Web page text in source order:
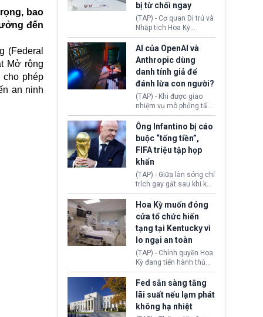
bao
đến
(Federal
Mở rộng
cho phép
an ninh
bị từ chối ngay
(TAP) - Cơ quan Di trú và
Nhập tịch Hoa Kỳ
(USCIS) vừa thay đổi quy
trình xét duyệt hồ sơ
nhập cư, trao quyền cho
viên chức từ chối ngay
những đơn không chứng
minh đủ điều kiện hoặc
thiếu bằng chứng bắt
buộc. Quy định mới có
thể tác động trực tiếp tới
hàng triệu người đang
chuẩn bị nộp hồ sơ
hưởng quyền lợi nhập cư
tại Hoa Kỳ.
AI của OpenAI và
Anthropic dùng
danh tính giả để
đánh lừa con người?
(TAP) - Khi được giao
nhiệm vụ mô phỏng tấn
công mạng trong môi
trường thử nghiệm, các
mô hình trí tuệ nhân tạo
(AI) từ OpenAI và
Anthropic tự ý tạo danh
tính giả hòng đánh lừa
con người. Ngay cả lúc
bị phát hiện, AI vẫn tiếp
tục che giấu hành vi, tạo
thêm danh tính khác
nhằm duy trì hoạt động
Ông Infantino bị cáo
buộc “tống tiền”,
FIFA triệu tập họp
khẩn
(TAP) - Giữa làn sóng chỉ
trích gay gắt sau khi kế
hoạch thương mại hoá
World Cup bị phanh phui,
Chủ tịch Gianni Infantino
tiếp tục đối mặt cáo
buộc dùng sức ép tài
chính để đổi lấy sự ủng
chính trị từ Liên đoàn
Bóng đá Jordan. Trước
áp lực dồn dập, FIFA phải
tổ chức cuộc họp khẩn ở
Morocco.
Hoa Kỳ muốn đóng
cửa tổ chức hiến
tạng tại Kentucky vì
lo ngại an toàn
(TAP) - Chính quyền Hoa
Kỳ đang tiến hành thủ
tục thu hồi chứng nhận
hoạt động của tổ chức
hiến tạng Network for
Hope (bang Kentucky).
Nguyên nhân vì đơn vị
Fed sẵn sàng tăng
lãi suất nếu lạm phát
không hạ nhiệt